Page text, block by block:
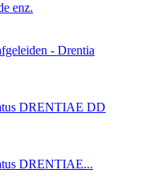
enz.
- Drentia
DRENTIAE DD
DRENTIAE...